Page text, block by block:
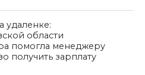
удаленке:
области
помогла менеджеру
получить зарплату